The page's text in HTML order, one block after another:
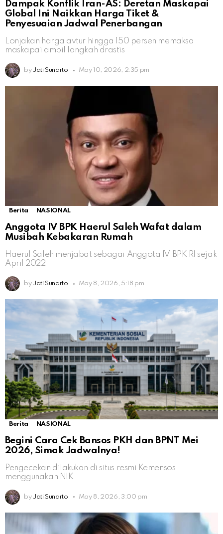
Dampak Konflik Iran-AS: Deretan Maskapai
Global Ini Naikkan Harga Tiket &
Penyesuaian Jadwal Penerbangan
Lonjakan harga avtur hingga 150 persen memaksa
maskapai ambil langkah drastis
by Jati Sunarto May 10, 2026, 2:35 pm
Berita NASIONAL
Anggota IV BPK Haerul Saleh Wafat dalam
Musibah Kebakaran Rumah
Haerul Saleh menjabat sebagai Anggota IV BPK RI sejak
April 2022
by Jati Sunarto May 8, 2026, 5:18 pm
Berita NASIONAL
Begini Cara Cek Bansos PKH dan BPNT Mei
2026, Simak Jadwalnya!
Pengecekan dilakukan di situs resmi Kemensos
menggunakan NIK
by Jati Sunarto May 8, 2026, 3:00 pm